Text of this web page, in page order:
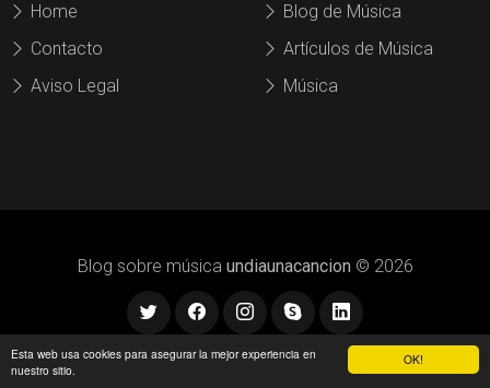
OK!
Esta web usa cookies para asegurar la mejor experiencia en
nuestro sitio.
Home
Contacto
Aviso Legal
Blog de Música
Artículos de Música
Música
Blog sobre música undiaunacancion © 2026